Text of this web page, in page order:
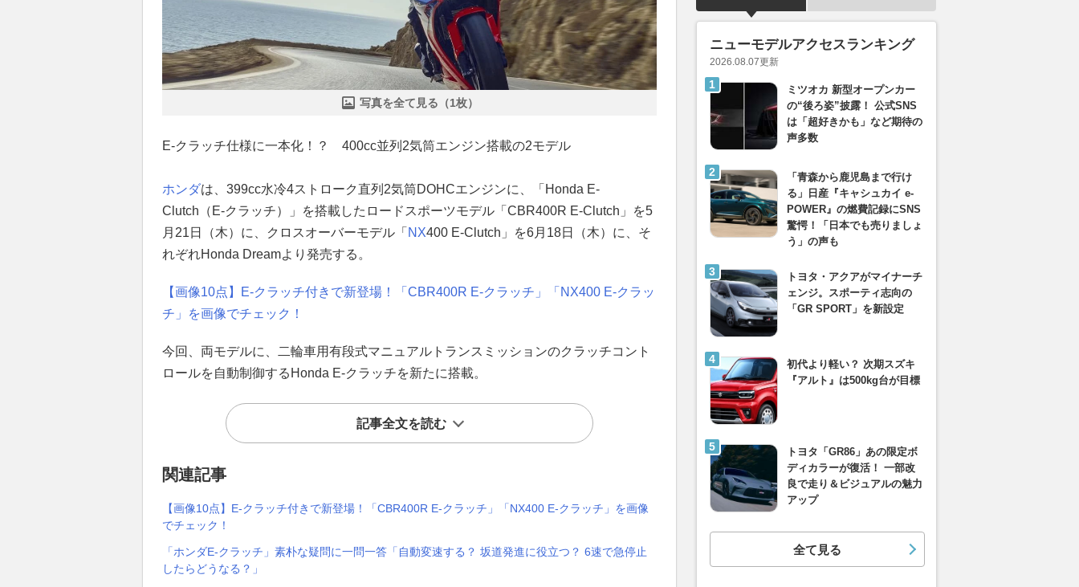
写真を全て見る（1枚）
E-クラッチ仕様に一本化！？ 400cc並列2気筒エンジン搭載の2モデル
ホンダは、399cc水冷4ストローク直列2気筒DOHCエンジンに、「Honda E-
Clutch（E-クラッチ）」を搭載したロードスポーツモデル「CBR400R E-Clutch」を5
月21日（木）に、クロスオーバーモデル「 NX400 E-Clutch」を6月18日（木）に、そ
れぞれHonda Dreamより発売する。
【画像10点】E-クラッチ付きで新登場！「CBR400R E-クラッチ」「NX400 E-クラッ
チ」を画像でチェック！
今回、両モデルに、二輪車用有段式マニュアルトランスミッションのクラッチコント
ロールを自動制御するHonda E-クラッチを新たに搭載。
記事全文を読む
関連記事
【画像10点】E-クラッチ付きで新登場！「CBR400R E-クラッチ」「NX400 E-クラッチ」を画像
でチェック！
「ホンダE-クラッチ」素朴な疑問に一問一答「自動変速する？ 坂道発進に役立つ？ 6速で急停止
したらどうなる？」
ニューモデルアクセスランキング
2026.08.07更新
ミツオカ 新型オープンカー
の“後ろ姿”披露！ 公式SNS
は「超好きかも」など期待の
声多数
「青森から鹿児島まで行け
る」日産『キャシュカイ e-
POWER』の燃費記録にSNS
驚愕！「日本でも売りましょ
う」の声も
トヨタ・アクアがマイナーチ
ェンジ。スポーティ志向の
「GR SPORT」を新設定
初代より軽い？ 次期スズキ
『アルト』は500kg台が目標
トヨタ「GR86」あの限定ボ
ディカラーが復活！ 一部改
良で走り＆ビジュアルの魅力
アップ
全て見る